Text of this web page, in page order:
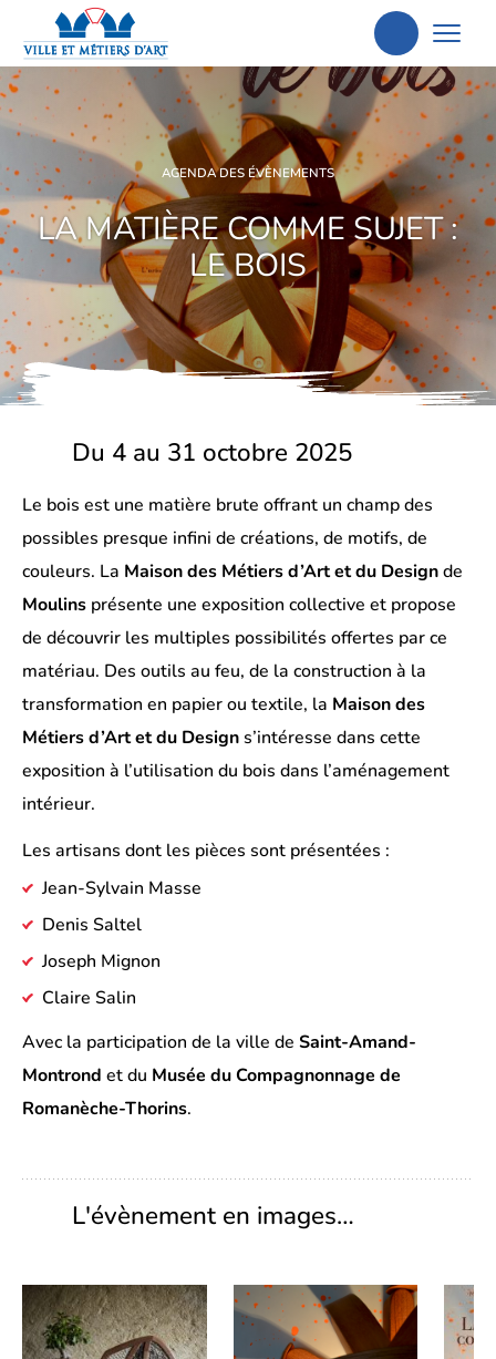
Aller
à
recherche
AGENDA DES ÉVÈNEMENTS
LA MATIÈRE COMME SUJET :
LE BOIS
Du 4 au 31 octobre 2025
Le bois est une matière brute offrant un champ des
possibles presque infini de créations, de motifs, de
couleurs. La Maison des Métiers d’Art et du Designde
Moulins présente une exposition collective et propose
de découvrir les multiples possibilités offertes par ce
matériau. Des outils au feu, de la construction à la
transformation en papier ou textile, la Maison des
Métiers d’Art et du Designs’intéresse dans cette
exposition à l’utilisation du bois dans l’aménagement
intérieur.
Les artisans dont les pièces sont présentées :
Jean-Sylvain Masse
Denis Saltel
Joseph Mignon
Claire Salin
Avec la participation de la ville de Saint-Amand-
Montrond et du Musée du Compagnonnage de
Romanèche-Thorins.
L'évènement en images…